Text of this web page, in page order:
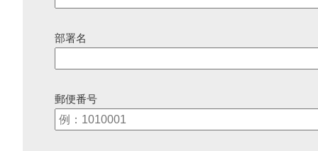
部署名
郵便番号